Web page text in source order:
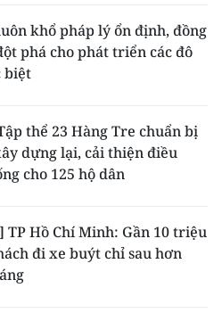
khổ pháp lý ổn định, đồng
phá cho phát triển các đô
biệt
thể 23 Hàng Tre chuẩn bị
dựng lại, cải thiện điều
cho 125 hộ dân
TP Hồ Chí Minh: Gần 10 triệu
đi xe buýt chỉ sau hơn